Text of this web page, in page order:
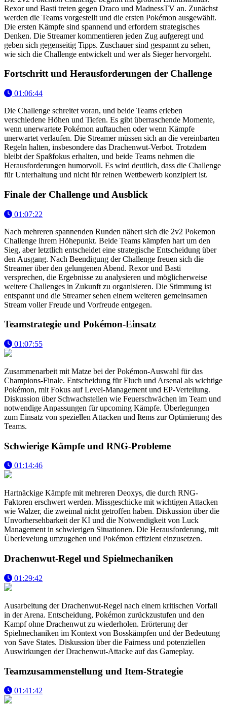
Rexor und Basti treten gegen Draco und MadnessTV an. Zunächst
werden die Teams vorgestellt und die ersten Pokémon ausgewählt.
Die ersten Kämpfe sind spannend und erfordern strategisches
Denken. Die Streamer kommentieren jeden Zug aufgeregt und
geben sich gegenseitig Tipps. Zuschauer sind gespannt zu sehen,
wie sich die Challenge entwickelt und wer als Sieger hervorgeht.
Fortschritt und Herausforderungen der Challenge
01:06:44
Die Challenge schreitet voran, und beide Teams erleben
verschiedene Höhen und Tiefen. Es gibt überraschende Momente,
wenn unerwartete Pokémon auftauchen oder wenn Kämpfe
unerwartet verlaufen. Die Streamer müssen sich an die vereinbarten
Regeln halten, insbesondere das Drachenwut-Verbot. Trotzdem
bleibt der Spaßfokus erhalten, und beide Teams nehmen die
Herausforderungen humorvoll. Es wird deutlich, dass die Challenge
für Unterhaltung und nicht für reinen Wettbewerb konzipiert ist.
Finale der Challenge und Ausblick
01:07:22
Nach mehreren spannenden Runden nähert sich die 2v2 Pokemon
Challenge ihrem Höhepunkt. Beide Teams kämpfen hart um den
Sieg, aber letztlich entscheidet eine strategische Entscheidung über
den Ausgang. Nach Beendigung der Challenge freuen sich die
Streamer über den gelungenen Abend. Rexor und Basti
versprechen, die Ergebnisse zu analysieren und möglicherweise
weitere Challenges in Zukunft zu organisieren. Die Stimmung ist
entspannt und die Streamer sehen einem weiteren gemeinsamen
Stream voller Freude und Vorfreude entgegen.
Teamstrategie und Pokémon-Einsatz
01:07:55
Zusammenarbeit mit Matze bei der Pokémon-Auswahl für das
Champions-Finale. Entscheidung für Fluch und Arsenal als wichtige
Pokémon, mit Fokus auf Level-Management und EP-Verteilung.
Diskussion über Schwachstellen wie Feuerschwächen im Team und
notwendige Anpassungen für upcoming Kämpfe. Überlegungen
zum Einsatz von speziellen Attacken und Items zur Optimierung des
Teams.
Schwierige Kämpfe und RNG-Probleme
01:14:46
Hartnäckige Kämpfe mit mehreren Deoxys, die durch RNG-
Faktoren erschwert werden. Missgeschicke mit wichtigen Attacken
wie Walzer, die zweimal nicht getroffen haben. Diskussion über die
Unvorhersehbarkeit der KI und die Notwendigkeit von Luck
Management in schwierigen Situationen. Die Herausforderung, mit
Überlevelung umzugehen und Pokémon effizient einzusetzen.
Drachenwut-Regel und Spielmechaniken
01:29:42
Ausarbeitung der Drachenwut-Regel nach einem kritischen Vorfall
in der Arena. Entscheidung, Pokémon zurückzustufen und den
Kampf ohne Drachenwut zu wiederholen. Erörterung der
Spielmechaniken im Kontext von Bosskämpfen und der Bedeutung
von Save States. Diskussion über die Fairness und potenziellen
Auswirkungen der Drachenwut-Attacke auf das Gameplay.
Teamzusammenstellung und Item-Strategie
01:41:42